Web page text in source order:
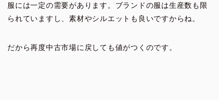
服には一定の需要があります。ブランドの服は生産数も限
られていますし、素材やシルエットも良いですからね。
だから再度中古市場に戻しても値がつくのです。